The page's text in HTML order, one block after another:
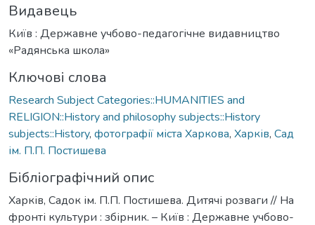
Видавець
Київ : Державне учбово-педагогічне видавництво
«Радянська школа»
Ключові слова
Research Subject Categories::HUMANITIES and
RELIGION::History and philosophy subjects::History
subjects::History, фотографії міста Харкова, Харків, Сад
ім. П.П. Постишева
Бібліографічний опис
Харків, Садок ім. П.П. Постишева. Дитячі розваги // На
фронті культури : збірник. – Київ : Державне учбово-